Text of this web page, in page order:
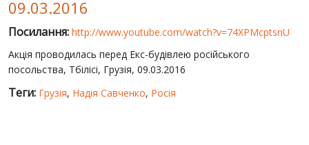
ХРОНОЛОГІЯ ЄВРОМАЙДАНУ
09.03.2016
Посилання: http://www.youtube.com/watch?v=74XPMcptsnU
Акція проводилась перед Екс-будівлею російського
посольства, Тбілісі, Грузія, 09.03.2016
Теги: Грузія, Надія Савченко, Росія